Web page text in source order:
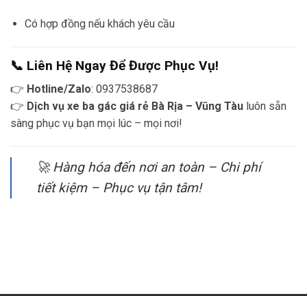
Có hợp đồng nếu khách yêu cầu
📞 Liên Hệ Ngay Để Được Phục Vụ!
👉 Hotline/Zalo: 0937538687
👉 Dịch vụ xe ba gác giá rẻ Bà Rịa – Vũng Tàu luôn sẵn
sàng phục vụ bạn mọi lúc – mọi nơi!
🚀 Hàng hóa đến nơi an toàn – Chi phí
tiết kiệm – Phục vụ tận tâm!